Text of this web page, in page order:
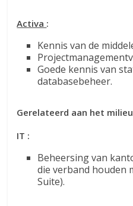
Activa :
Kennis van de
Goede kennis van
databasebeheer.
Gerelateerd aan het
IT :
Beheersing van
die verband houden
Suite).